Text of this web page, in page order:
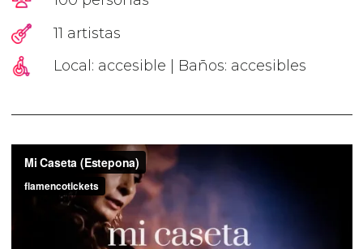
11 artistas
Local: accesible | Baños: accesibles